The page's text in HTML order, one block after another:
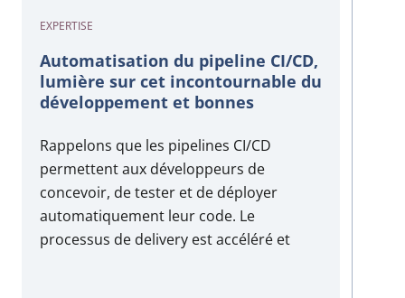
EXPERTISE
Automatisation du pipeline CI/CD,
lumière sur cet incontournable du
développement et bonnes
Rappelons que les pipelines CI/CD
permettent aux développeurs de
concevoir, de tester et de déployer
automatiquement leur code. Le
processus de delivery est accéléré et